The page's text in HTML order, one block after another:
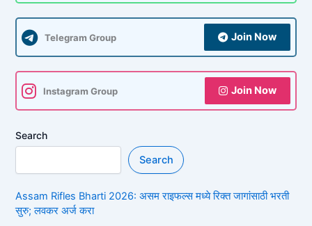
Telegram Group Join Now
Instagram Group Join Now
Search
Search
Assam Rifles Bharti 2026: असम राइफल्स मध्ये रिक्त जागांसाठी भरती
सुरु; लवकर अर्ज करा